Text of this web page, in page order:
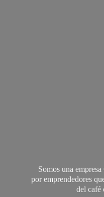
Somos una
por emprendedores
del café